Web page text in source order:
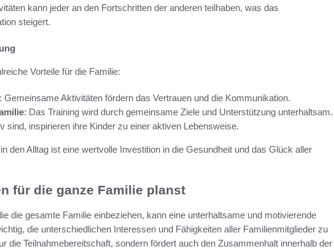
kann jeder an den Fortschritten der anderen teilhaben, was das
steigert.
Vorteile für die Familie:
Gemeinsame Aktivitäten fördern das Vertrauen und die Kommunikation.
: Das Training wird durch gemeinsame Ziele und Unterstützung unterhaltsam.
sind, inspirieren ihre Kinder zu einer aktiven Lebensweise.
in den Alltag ist eine wertvolle Investition in die Gesundheit und das Glück aller
für die ganze Familie planst
die gesamte Familie einbeziehen, kann eine unterhaltsame und motivierende
die unterschiedlichen Interessen und Fähigkeiten aller Familienmitglieder zu
die Teilnahmebereitschaft, sondern fördert auch den Zusammenhalt innerhalb der